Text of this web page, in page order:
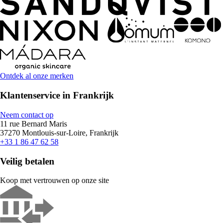
Ontdek al onze merken
Klantenservice in Frankrijk
Neem contact op
11 rue Bernard Maris
37270 Montlouis-sur-Loire, Frankrijk
+33 1 86 47 62 58
Veilig betalen
Koop met vertrouwen op onze site